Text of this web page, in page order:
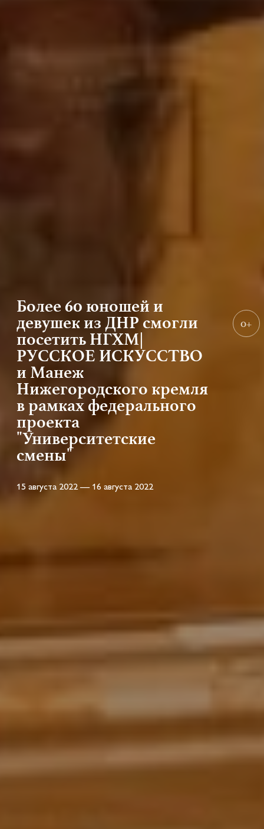
Более 60 юношей и
девушек из ДНР смогли
посетить НГХМ|
РУССКОЕ ИСКУССТВО
и Манеж
Нижегородского кремля
в рамках федерального
проекта
"Университетские
смены"
15 августа 2022 — 16 августа 2022
0+